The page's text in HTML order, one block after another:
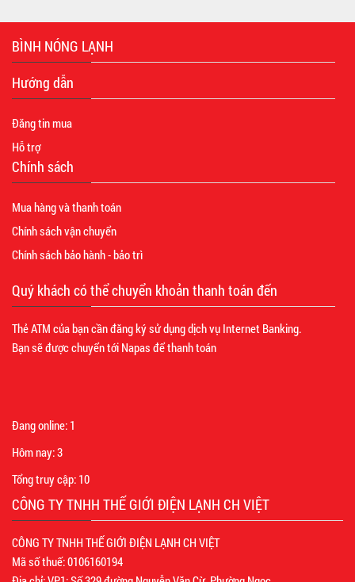
BÌNH NÓNG LẠNH
Hướng dẫn
Đăng tin mua
Hỗ trợ
Chính sách
Mua hàng và thanh toán
Chính sách vận chuyển
Chính sách bảo hành - bảo trì
Quý khách có thể chuyển khoản thanh toán đến
Thẻ ATM của bạn cần đăng ký sử dụng dịch vụ Internet Banking.
Bạn sẽ được chuyển tới Napas để thanh toán
Đang online: 1
Hôm nay:3
Tổng truy cập: 10
CÔNG TY TNHH THẾ GIỚI ĐIỆN LẠNH CH VIỆT
CÔNG TY TNHH THẾ GIỚI ĐIỆN LẠNH CH VIỆT
Mã số thuế: 0106160194